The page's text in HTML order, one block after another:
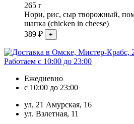
265 г
Нори, рис, сыр творожный,
шапка (chicken in cheese)
389 ₽
Ежедневно
с 10:00 до 23:00
ул, 21 Амурская, 16
ул. Взлетная, 11